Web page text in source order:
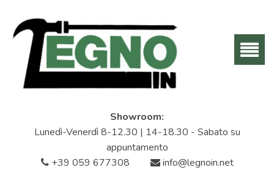
Showroom:
Lunedì-Venerdì 8-12.30 | 14-18.30 - Sabato su
appuntamento
+39 059 677308
info@legnoin.net